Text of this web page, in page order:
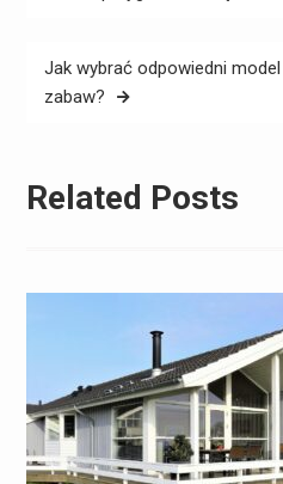
Jak wybrać odpowiedni
zabaw?
Related Posts